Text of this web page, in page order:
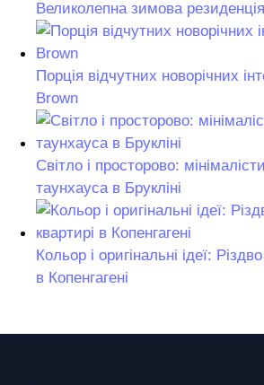
Великолепна зимова
Порція відчутних новорічних
Brown
Світло і просторово:
таунхауса в Брукліні
Кольор і оригінальні ідеї:
в Копенгагені